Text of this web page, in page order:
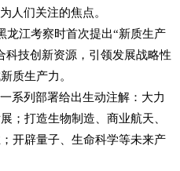
们关注的焦点。
江考察时首次提出“新质生产
科技创新资源，引领发展战略性
质生产力。
列部署给出生动注解：大力
；打造生物制造、商业航天、
开辟量子、生命科学等未来产